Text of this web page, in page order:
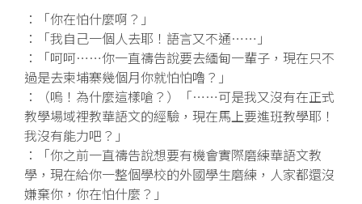
：「你在怕什麼啊？」
：「我自己一個人去耶！語言又不通……」
：「呵呵……你一直禱告說要去緬甸一輩子，現在只不
過是去柬埔寨幾個月你就怕怕嚕？」
：（嗚！為什麼這樣嗆？）「……可是我又沒有在正式
教學場域裡教華語文的經驗，現在馬上要進班教學耶！
我沒有能力吧？」
：「你之前一直禱告說想要有機會實際磨練華語文教
學，現在給你一整個學校的外國學生磨練，人家都還沒
嫌棄你，你在怕什麼？」